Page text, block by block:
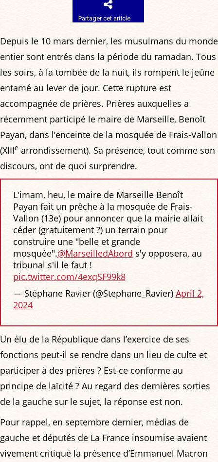
Partager cet article
Depuis le 10 mars dernier, les musulmans du monde
entier sont entrés dans la période du ramadan. Tous
les soirs, à la tombée de la nuit, ils rompent le jeûne
entamé au lever de jour. Cette rupture est
accompagnée de prières. Prières auxquelles a
récemment participé le maire de Marseille, Benoît
Payan, dans l’enceinte de la mosquée de Frais-Vallon
(XIIIe arrondissement). Sa présence, tout comme son
discours, ont de quoi surprendre.
L'imam, heu, le maire de Marseille Benoît
Payan fait un prêche à la mosquée de Frais-
Vallon (13e) pour annoncer que la mairie allait
céder (gratuitement ?) un terrain pour
construire une "belle et grande
mosquée".@MarseilledAbord s'y opposera, au
tribunal s'il le faut !
pic.twitter.com/4exqSF99k8
— Stéphane Ravier (@Stephane_Ravier) April 2,
2024
Un élu de la République dans l’exercice de ses
fonctions peut-il se rendre dans un lieu de culte et
participer à des prières ? Est-ce conforme au
principe de laïcité ? Au regard des dernières sorties
de la gauche sur le sujet, la réponse est non.
Pour rappel, en septembre dernier, médias de
gauche et députés de La France insoumise avaient
vivement critiqué la présence d’Emmanuel Macron